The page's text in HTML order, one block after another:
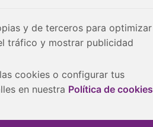
y de terceros para optimizar
tráfico y mostrar publicidad
cookies o configurar tus
en nuestra Política de cookies